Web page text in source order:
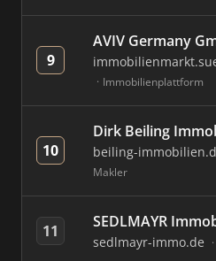
9
AVIV Germany
Immobilienplattform
10
Dirk Beiling
beiling-
Makler
11 SEDLMAYR
sedlmayr-immo.de